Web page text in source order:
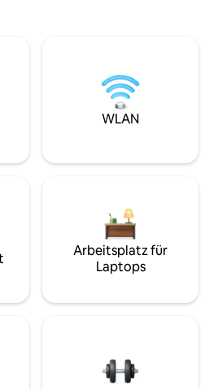
WLAN
Arbeitsplatz für
Laptops